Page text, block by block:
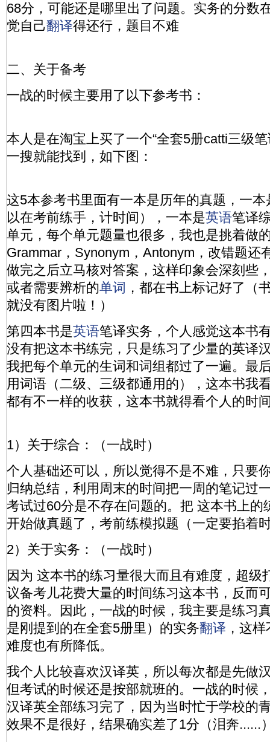
68分，可能还是哪里出了问题。实务的分数
觉自己翻译得还行，题目不难
二、关于备考
一战的时候主要用了以下参考书：
本人是在淘宝上买了一个“全套5册catti三级
一搜就能找到，如下图：
这5本参考书里面有一本是历年的真题，一
以在考前练手，计时间），一本是英语笔译
单元，每个单元题量也很多，我也是挑着做
Grammar，Synonym，Antonym，改错题还
做完之后立马核对答案，这样印象会深刻些
或者需要辨析的单词 ，都在书上标记好了（
就没有图片啦！）
第四本书是英语笔译实务，个人感觉这本书
没有把这本书练完，只是练习了少量的英译
我把每个单元的生词和词组都过了一遍。最
用词语（二级、三级都通用的），这本书我
都有不一样的收获，这本书就得看个人的时
1）关于综合：（一战时）
个人基础还可以，所以觉得不是不难，只要
归纳总结，利用周末的时间把一周的笔记过
考试过60分是不存在问题的。把 这本书上的
开始做真题了，考前练模拟题（一定要掐着
2）关于实务：（一战时）
因为 这本书的练习量很大而且有难度，超级
议备考儿花费大量的时间练习这本书，反而
的资料。因此，一战的时候，我主要是练习
是刚提到的在全套5册里）的实务翻译 ，这
难度也有所降低。
我个人比较喜欢汉译英，所以每次都是先做
但考试的时候还是按部就班的。一战的时候
汉译英全部练习完了，因为当时忙于学校的
效果不是很好，结果确实差了1分（泪奔......